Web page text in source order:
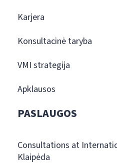
Karjera
Konsultacinė taryba
VMI strategija
Apklausos
PASLAUGOS
Consultations at
Klaipėda